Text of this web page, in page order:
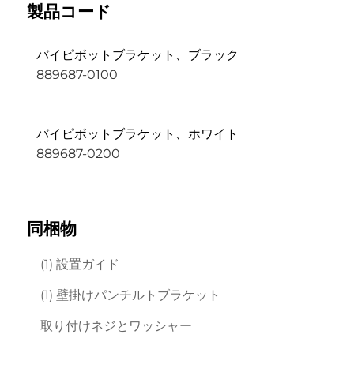
製品コード
バイピボットブラケット、ブラック
889687-0100
バイピボットブラケット、ホワイト
889687-0200
同梱物
(1) 設置ガイド
(1) 壁掛けパンチルトブラケット
取り付けネジとワッシャー